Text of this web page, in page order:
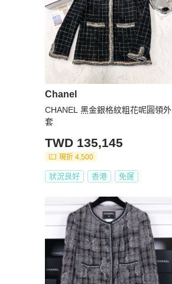
Chanel
CHANEL 黑金銀格紋粗花呢圓領外
套
TWD 135,145
現折 4,500
狀況良好 香港 免運